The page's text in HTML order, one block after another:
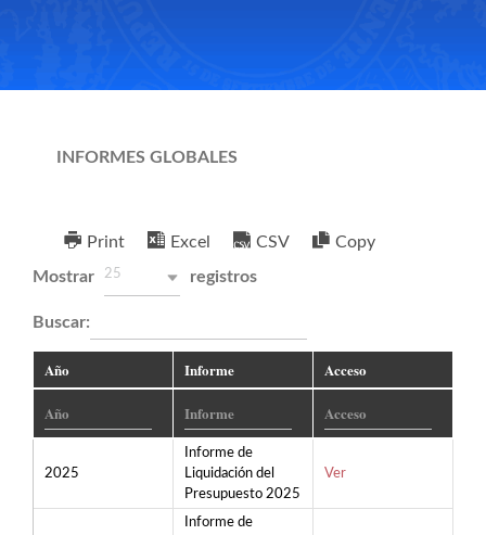
INFORMES GLOBALES
Print Excel CSV
Copy
Mostrar
25 registros
Buscar:
Año Informe Acceso
2025
Informe de
Liquidación del
Presupuesto 2025
Ver
Informe de